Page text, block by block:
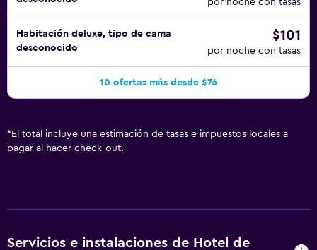
por noche con tasas
Habitación deluxe, tipo de cama
desconocido
$101
por noche con tasas
10 ofertas más desde $76
* El total incluye una estimación de tasas e impuestos locales a
pagar al hacer check-out.
Servicios e instalaciones de Hotel de